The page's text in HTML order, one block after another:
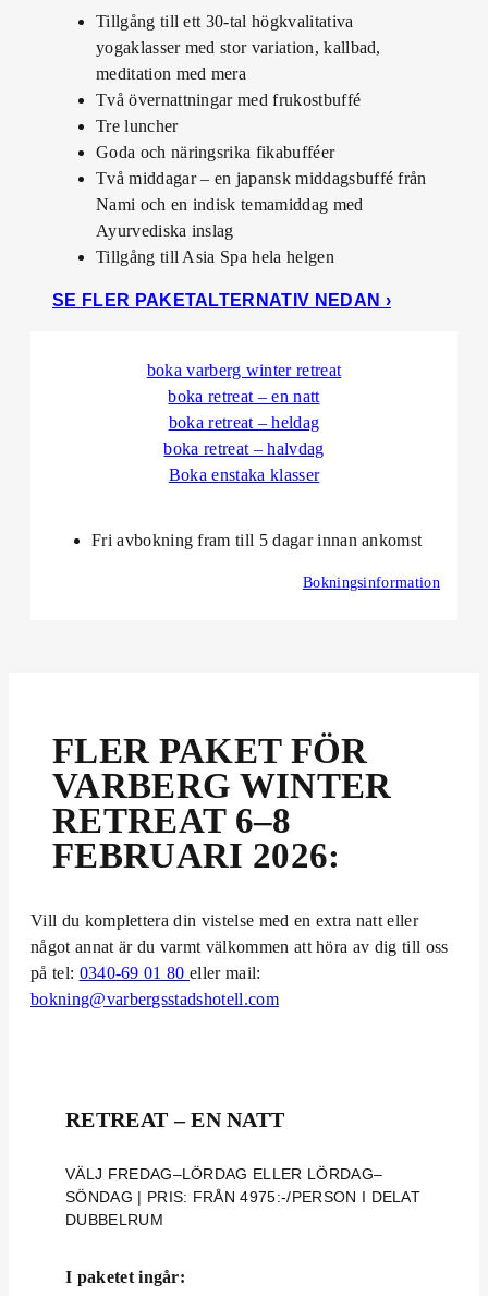
Tillgång till ett 30-tal högkvalitativa
yogaklasser med stor variation, kallbad,
meditation med mera
Två övernattningar med frukostbuffé
Tre luncher
Goda och näringsrika fikabufféer
Två middagar – en japansk middagsbuffé från
Nami och en indisk temamiddag med
Ayurvediska inslag
Tillgång till Asia Spa hela helgen
SE FLER PAKETALTERNATIV NEDAN ›
boka varberg winter retreat
boka retreat – en natt
boka retreat – heldag
boka retreat – halvdag
Boka enstaka klasser
Fri avbokning fram till 5 dagar innan ankomst
Bokningsinformation
FLER PAKET FÖR
VARBERG WINTER
RETREAT 6–8
FEBRUARI 2026:
Vill du komplettera din vistelse med en extra natt eller
något annat är du varmt välkommen att höra av dig till oss
på tel: 0340-69 01 80eller mail:
bokning@varbergsstadshotell.com
RETREAT – EN NATT
VÄLJ FREDAG–LÖRDAG ELLER LÖRDAG–
SÖNDAG | PRIS: FRÅN 4975:-/PERSON I DELAT
DUBBELRUM
I paketet ingår: